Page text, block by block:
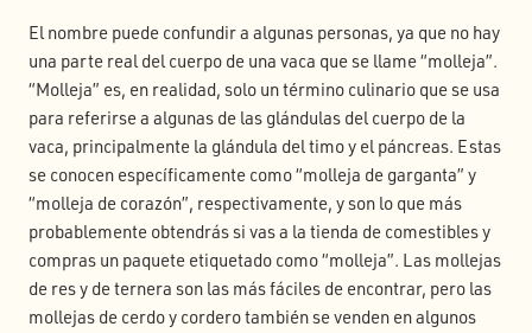
El nombre puede confundir a algunas personas, ya que no hay
una parte real del cuerpo de una vaca que se llame “molleja”.
“Molleja” es, en realidad, solo un término culinario que se usa
para referirse a algunas de las glándulas del cuerpo de la
vaca, principalmente la glándula del timo y el páncreas. Estas
se conocen específicamente como “molleja de garganta” y
“molleja de corazón”, respectivamente, y son lo que más
probablemente obtendrás si vas a la tienda de comestibles y
compras un paquete etiquetado como “molleja”. Las mollejas
de res y de ternera son las más fáciles de encontrar, pero las
mollejas de cerdo y cordero también se venden en algunos